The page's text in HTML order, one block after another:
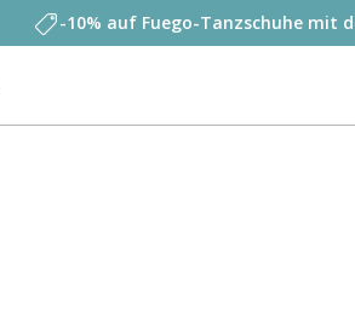
-10% auf Fuego-Tanzschuhe mit